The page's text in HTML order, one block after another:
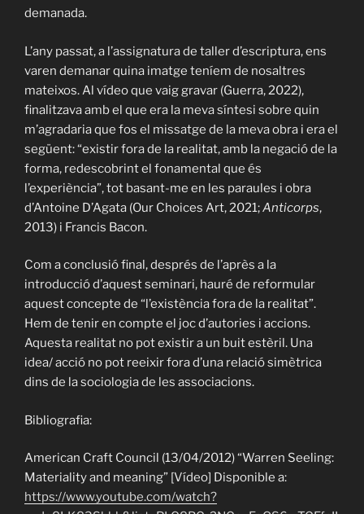
demanada.
L’any passat, a l’assignatura de taller d’escriptura, ens
varen demanar quina imatge teníem de nosaltres
mateixos. Al vídeo que vaig gravar (Guerra, 2022),
finalitzava amb el que era la meva síntesi sobre quin
m’agradaria que fos el missatge de la meva obra i era el
següent: “existir fora de la realitat, amb la negació de la
forma, redescobrint el fonamental que és
l’experiència”, tot basant-me en les paraules i obra
d’Antoine D’Agata (Our Choices Art, 2021;Anticorps,
2013) i Francis Bacon.
Com a conclusió final, després de l’après a la
introducció d’aquest seminari, hauré de reformular
aquest concepte de “l’existència fora de la realitat”.
Hem de tenir en compte el joc d’autories i accions.
Aquesta realitat no pot existir a un buit estèril. Una
idea/ acció no pot reeixir fora d’una relació simètrica
dins de la sociologia de les associacions.
Bibliografia:
American Craft Council (13/04/2012) “Warren Seeling:
Materiality and meaning” [Vídeo] Disponible a:
https://www.youtube.com/watch?